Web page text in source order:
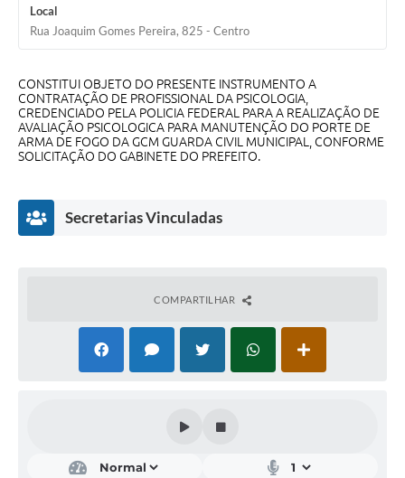
PAD
MROSC - Parcerias
Turismo
Notícias
Contratos
Termos de Uso & Política de Privacidade
Local
Rua Joaquim Gomes Pereira, 825 - Centro
CONSTITUI OBJETO DO PRESENTE INSTRUMENTO A
CONTRATAÇÃO DE PROFISSIONAL DA PSICOLOGIA,
CREDENCIADO PELA POLICIA FEDERAL PARA A REALIZAÇÃO DE
AVALIAÇÃO PSICOLOGICA PARA MANUTENÇÃO DO PORTE DE
ARMA DE FOGO DA GCM GUARDA CIVIL MUNICIPAL, CONFORME
SOLICITAÇÃO DO GABINETE DO PREFEITO.
Secretarias Vinculadas
inet
COMPARTILHAR